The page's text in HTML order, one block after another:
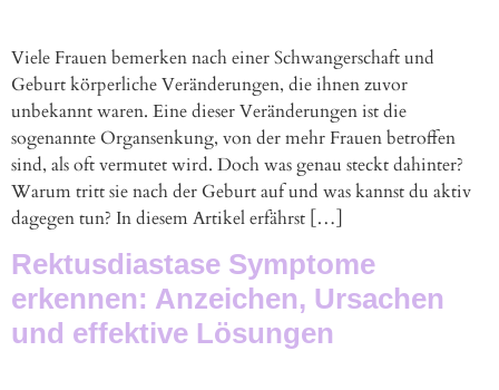
Viele Frauen bemerken nach einer Schwangerschaft und
Geburt körperliche Veränderungen, die ihnen zuvor
unbekannt waren. Eine dieser Veränderungen ist die
sogenannte Organsenkung, von der mehr Frauen betroffen
sind, als oft vermutet wird. Doch was genau steckt dahinter?
Warum tritt sie nach der Geburt auf und was kannst du aktiv
dagegen tun? In diesem Artikel erfährst […]
Rektusdiastase Symptome
erkennen: Anzeichen, Ursachen
und effektive Lösungen